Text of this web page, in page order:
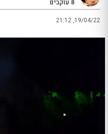
8 עוקבים
21:12 ,19/04/22